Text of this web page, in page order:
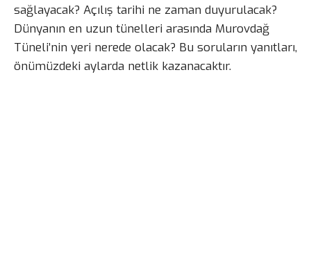
sağlayacak? Açılış tarihi ne zaman duyurulacak?
Dünyanın en uzun tünelleri arasında Murovdağ
Tüneli’nin yeri nerede olacak? Bu soruların yanıtları,
önümüzdeki aylarda netlik kazanacaktır.